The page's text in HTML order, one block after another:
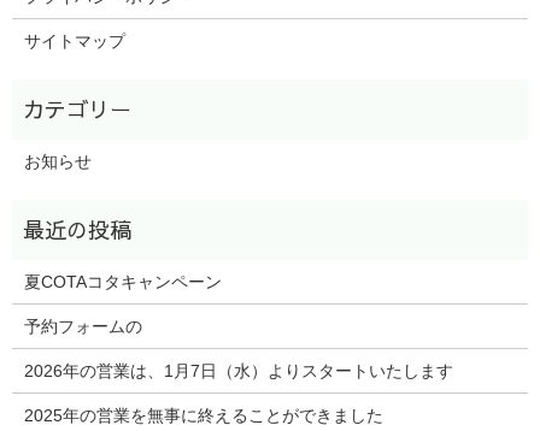
サイトマップ
お知らせ
夏COTAコタキャンペーン
予約フォームの
2026年の営業は、1月7日（水）よりスタートいたします
2025年の営業を無事に終えることができました